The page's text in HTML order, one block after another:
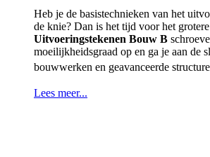
Heb je de basistechnieken van het
de knie? Dan is het tijd voor het
Uitvoeringstekenen Bouw B
moeilijkheidsgraad op en ga je aan de
bouwwerken en geavanceerde
Lees meer...